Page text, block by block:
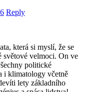
Reply
která si myslí, že se
světové velmoci. On ve
politické
i klimatology včetně
lety základního